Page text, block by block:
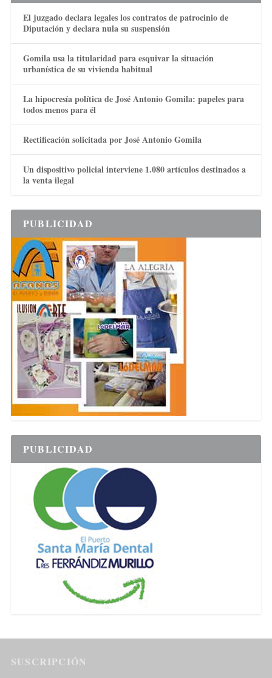
El juzgado declara legales los contratos de patrocinio de
Diputación y declara nula su suspensión
Gomila usa la titularidad para esquivar la situación
urbanística de su vivienda habitual
La hipocresía política de José Antonio Gomila: papeles para
todos menos para él
Rectificación solicitada por José Antonio Gomila
Un dispositivo policial interviene 1.080 artículos destinados a
la venta ilegal
PUBLICIDAD
PUBLICIDAD
SUSCRIPCIÓN